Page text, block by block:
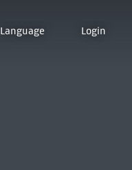
Language Login